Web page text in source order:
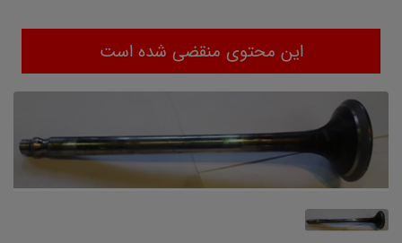
این محتوی منقضی شده است